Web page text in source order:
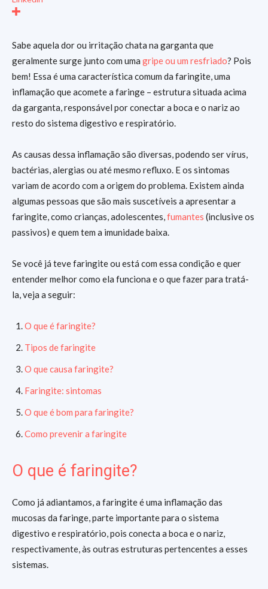
Sabe aquela dor ou irritação chata na garganta que
geralmente surge junto com uma gripe ou um resfriado? Pois
bem! Essa é uma característica comum da faringite, uma
inflamação que acomete a faringe – estrutura situada acima
da garganta, responsável por conectar a boca e o nariz ao
resto do sistema digestivo e respiratório.
As causas dessa inflamação são diversas, podendo ser vírus,
bactérias, alergias ou até mesmo refluxo. E os sintomas
variam de acordo com a origem do problema. Existem ainda
algumas pessoas que são mais suscetíveis a apresentar a
faringite, como crianças, adolescentes,fumantes (inclusive os
passivos) e quem tem a imunidade baixa.
Se você já teve faringite ou está com essa condição e quer
entender melhor como ela funciona e o que fazer para tratá-
la, veja a seguir:
O que é faringite?
Tipos de faringite
O que causa faringite?
Faringite: sintomas
O que é bom para faringite?
Como prevenir a faringite
O que é faringite?
Como já adiantamos, a faringite é uma inflamação das
mucosas da faringe, parte importante para o sistema
digestivo e respiratório, pois conecta a boca e o nariz,
respectivamente, às outras estruturas pertencentes a esses
sistemas.